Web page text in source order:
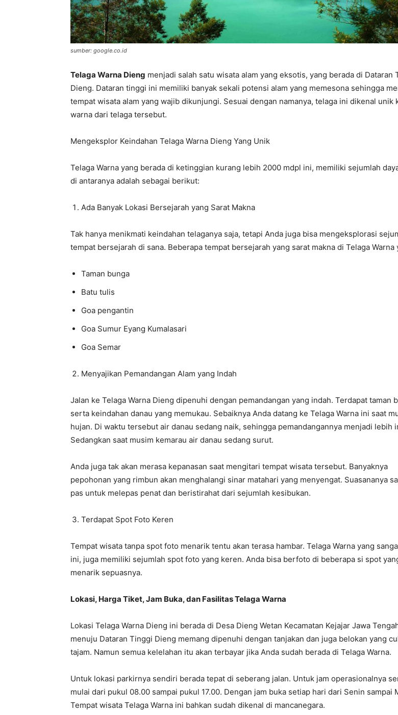
sumber: google.co.id
Telaga Warna Dieng menjadi salah satu wisata alam yang eksotis, yang berada di Dataran
Dieng. Dataran tinggi ini memiliki banyak sekali potensi alam yang memesona sehingga
tempat wisata alam yang wajib dikunjungi. Sesuai dengan namanya, telaga ini dikenal unik
warna dari telaga tersebut.
Mengeksplor Keindahan Telaga Warna Dieng Yang Unik
Telaga Warna yang berada di ketinggian kurang lebih 2000 mdpl ini, memiliki sejumlah
di antaranya adalah sebagai berikut:
Ada Banyak Lokasi Bersejarah yang Sarat Makna
Tak hanya menikmati keindahan telaganya saja, tetapi Anda juga bisa mengeksplorasi
tempat bersejarah di sana. Beberapa tempat bersejarah yang sarat makna di Telaga Warna
Taman bunga
Batu tulis
Goa pengantin
Goa Sumur Eyang Kumalasari
Goa Semar
Menyajikan Pemandangan Alam yang Indah
Jalan ke Telaga Warna Dieng dipenuhi dengan pemandangan yang indah. Terdapat taman
serta keindahan danau yang memukau. Sebaiknya Anda datang ke Telaga Warna ini saat
hujan. Di waktu tersebut air danau sedang naik, sehingga pemandangannya menjadi lebih
Sedangkan saat musim kemarau air danau sedang surut.
Anda juga tak akan merasa kepanasan saat mengitari tempat wisata tersebut. Banyaknya
pepohonan yang rimbun akan menghalangi sinar matahari yang menyengat. Suasananya
pas untuk melepas penat dan beristirahat dari sejumlah kesibukan.
Terdapat Spot Foto Keren
Tempat wisata tanpa spot foto menarik tentu akan terasa hambar. Telaga Warna yang
ini, juga memiliki sejumlah spot foto yang keren. Anda bisa berfoto di beberapa si spot
menarik sepuasnya.
Lokasi, Harga Tiket, Jam Buka, dan Fasilitas Telaga Warna
Lokasi Telaga Warna Dieng ini berada di Desa Dieng Wetan Kecamatan Kejajar Jawa
menuju Dataran Tinggi Dieng memang dipenuhi dengan tanjakan dan juga belokan yang
tajam. Namun semua kelelahan itu akan terbayar jika Anda sudah berada di Telaga Warna.
Untuk lokasi parkirnya sendiri berada tepat di seberang jalan. Untuk jam operasionalnya
mulai dari pukul 08.00 sampai pukul 17.00. Dengan jam buka setiap hari dari Senin sampai
Tempat wisata Telaga Warna ini bahkan sudah dikenal di mancanegara.